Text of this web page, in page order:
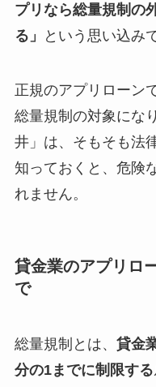
プリなら総量規制の
る」
という思い込み
正規のアプリローン
総量規制の対象にな
井」は、そもそも法
知っておくと、危険
れません。
貸金業のアプリロ
で
総量規制とは、 貸金
分の1までに制限する